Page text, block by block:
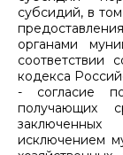
субсидий, в
органами
соответствии
кодекса
- согласие
получающих
исключением